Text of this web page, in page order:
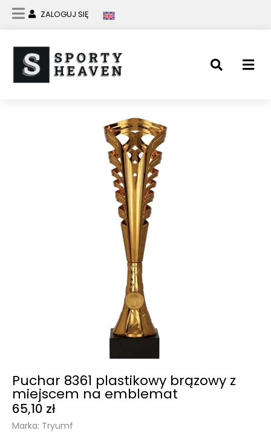
ZALOGUJ SIĘ
Puchar 8361 plastikowy brązowy z
miejscem na emblemat
65,10 zł
Marka: Tryumf